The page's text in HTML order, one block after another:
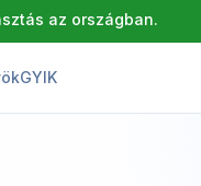
az országban.
GYIK